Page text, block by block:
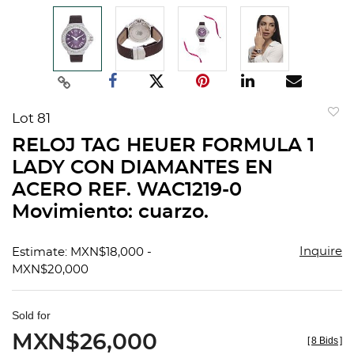
Lot 81
RELOJ TAG HEUER FORMULA 1
LADY CON DIAMANTES EN
ACERO REF. WAC1219-0
Movimiento: cuarzo.
Estimate: MXN$18,000 -
MXN$20,000
Inquire
Sold for
MXN$26,000 [8 Bids]